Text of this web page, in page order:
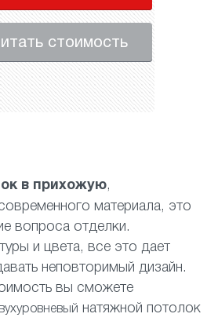
стоимость
в прихожую,
материала, это
вопроса отделки.
и цвета, все это дает
неповторимый дизайн.
вы сможете
натяжной потолок